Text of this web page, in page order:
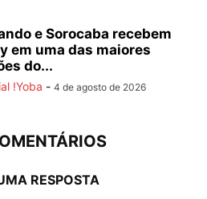
e Sorocaba recebem
em uma das maiores
do...
!Yoba - 4 de agosto de 2026
RESPOSTA